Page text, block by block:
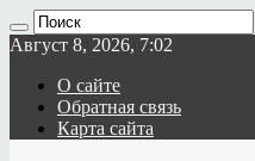
Август 8, 2026, 7:02
О сайте
Обратная связь
Карта сайта